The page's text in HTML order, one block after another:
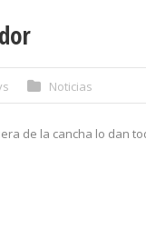
Noticias
de la cancha lo dan